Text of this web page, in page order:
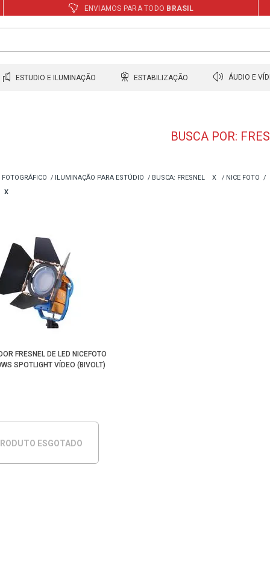
ENVIAMOS PARA TODO BRASIL
ESTUDIO E ILUMINAÇÃO ESTABILIZAÇÃO ÁUDIO E
BUSCA POR:
ILUMINAÇÃO PARA ESTÚDIO BUSCA: FRESNEL X
NICE FOTO
X
FRESNEL DE LED NICEFOTO
SPOTLIGHT VÍDEO (BIVOLT)
ESGOTADO